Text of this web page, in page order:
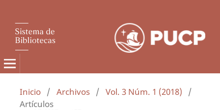
Inicio / Archivos / Vol. 3 Núm. 1 (2018)
/
Artículos